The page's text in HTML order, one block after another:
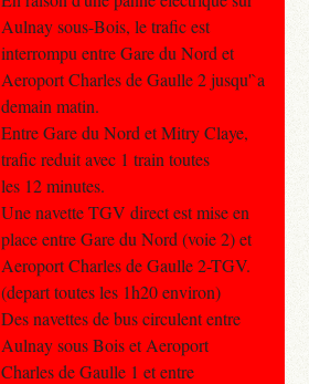
Aulnay sous-Bois, le trafic est
interrompu entre Gare du Nord et
Aeroport Charles de Gaulle 2 jusqu'`a
demain matin.
Entre Gare du Nord et Mitry Claye,
trafic reduit avec 1 train toutes
les 12 minutes.
Une navette TGV direct est mise en
place entre Gare du Nord (voie 2) et
Aeroport Charles de Gaulle 2-TGV.
(depart toutes les 1h20 environ)
Des navettes de bus circulent entre
Aulnay sous Bois et Aeroport
Charles de Gaulle 1 et entre